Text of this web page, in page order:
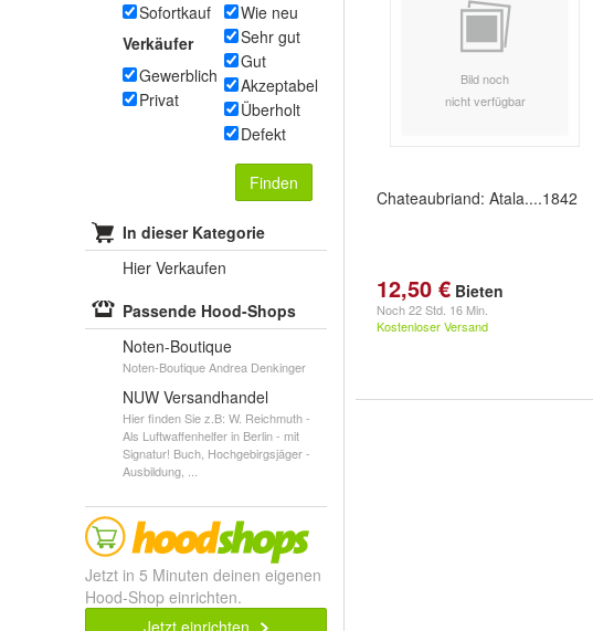
Sofortkauf
Verkäufer
Gewerblich
Privat
Wie neu
Sehr gut
Gut
Akzeptabel
Überholt
Defekt
Finden
In dieser Kategorie
Hier Verkaufen
Passende Hood-Shops
Noten-Boutique
Noten-Boutique Andrea Denkinger
NUW Versandhandel
Hier finden Sie z.B: W. Reichmuth -
Als Luftwaffenhelfer in Berlin - mit
Signatur! Buch, Hochgebirgsjäger -
Ausbildung, ...
Jetzt in 5 Minuten deinen eigenen
Hood-Shop einrichten.
Jetzt einrichten
Bild noch
nicht verfügbar
Chateaubriand: Atala....1842
12,50 € Bieten
Noch22 Std. 16 Min.
Kostenloser Versand